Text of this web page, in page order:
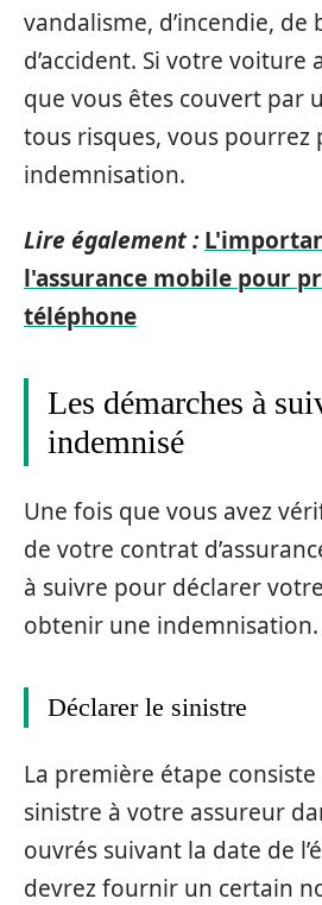
vandalisme, d’incendie, de
d’accident. Si votre voiture
que vous êtes couvert par
tous risques, vous pourrez
indemnisation.
Lire également :
l'assurance mobile pour
téléphone
Les démarches à
indemnisé
Une fois que vous avez
de votre contrat
à suivre pour déclarer
obtenir une indemnisation.
Déclarer le sinistre
La première étape
sinistre à votre assureur
ouvrés suivant la date de
devrez fournir un certain